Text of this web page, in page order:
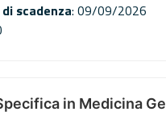
scadenza: 09/09/2026
in Medicina